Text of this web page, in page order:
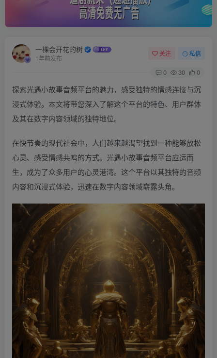
一棵会开花的树
1年前发布
关注 私信
0 30 0
探索光遇小故事音频平台的魅力，感受独特的情感连接与沉
浸式体验。本文将带您深入了解这个平台的特色、用户群体
及其在数字内容领域的独特地位。
在快节奏的现代社会中，人们越来越渴望找到一种能够放松
心灵、感受情感共鸣的方式。光遇小故事音频平台应运而
生，成为了众多用户的心灵港湾。这个平台以其独特的音频
内容和沉浸式体验，迅速在数字内容领域崭露头角。